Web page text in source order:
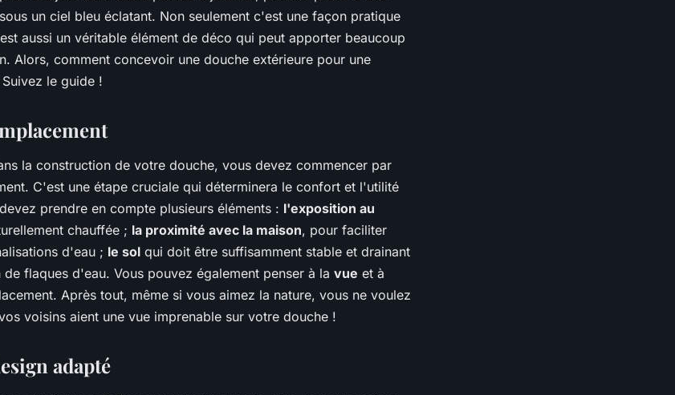
un ciel bleu éclatant. Non seulement c'est une façon pratique
aussi un véritable élément de déco qui peut apporter beaucoup
Alors, comment concevoir une douche extérieure pour une
le guide !
la construction de votre douche, vous devez commencer par
C'est une étape cruciale qui déterminera le confort et l'utilité
prendre en compte plusieurs éléments : l'exposition au
chauffée ; la proximité avec la maison, pour faciliter
d'eau ; le sol qui doit être suffisamment stable et drainant
flaques d'eau. Vous pouvez également penser à la vue et à
Après tout, même si vous aimez la nature, vous ne voulez
voisins aient une vue imprenable sur votre douche !
adapté